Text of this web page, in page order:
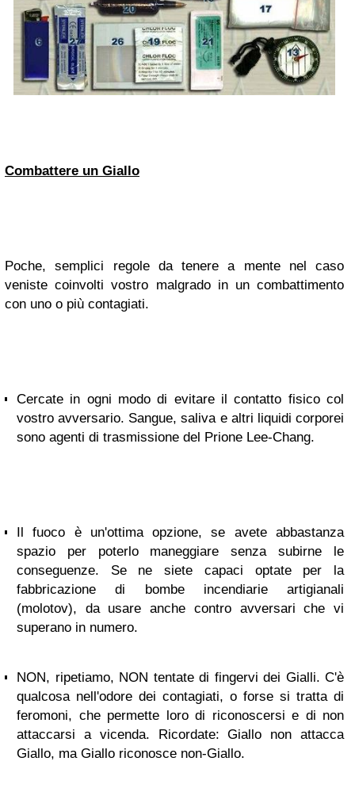
Combattere un Giallo
Poche, semplici regole da tenere a mente nel caso
veniste coinvolti vostro malgrado in un combattimento
con uno o più contagiati.
Cercate in ogni modo di evitare il contatto fisico col
vostro avversario. Sangue, saliva e altri liquidi corporei
sono agenti di trasmissione del Prione Lee-Chang.
Il fuoco è un'ottima opzione, se avete abbastanza
spazio per poterlo maneggiare senza subirne le
conseguenze. Se ne siete capaci optate per la
fabbricazione di bombe incendiarie artigianali
(molotov), da usare anche contro avversari che vi
superano in numero.
NON, ripetiamo, NON tentate di fingervi dei Gialli. C'è
qualcosa nell'odore dei contagiati, o forse si tratta di
feromoni, che permette loro di riconoscersi e di non
attaccarsi a vicenda. Ricordate: Giallo non attacca
Giallo, ma Giallo riconosce non-Giallo.